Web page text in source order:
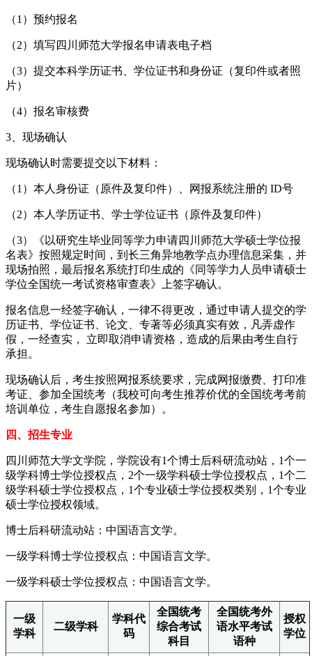
（1）预约报名
（2）填写四川师范大学报名申请表电子档
（3）提交本科学历证书、学位证书和身份证（复印件或者照
片）
（4）报名审核费
3、现场确认
现场确认时需要提交以下材料：
（1）本人身份证（原件及复印件）、网报系统注册的 ID号
（2）本人学历证书、学士学位证书（原件及复印件）
（3）《以研究生毕业同等学力申请四川师范大学硕士学位报
名表》按照规定时间，到长三角异地教学点办理信息采集，并
现场拍照，最后报名系统打印生成的《同等学力人员申请硕士
学位全国统一考试资格审查表》上签字确认。
报名信息一经签字确认，一律不得更改，通过申请人提交的学
历证书、学位证书、论文、专著等必须真实有效，凡弄虚作
假，一经查实， 立即取消申请资格，造成的后果由考生自行
承担。
现场确认后，考生按照网报系统要求，完成网报缴费、打印准
考证、参加全国统考（我校可向考生推荐价优的全国统考考前
培训单位，考生自愿报名参加）。
四、招生专业
四川师范大学文学院，学院设有1个博士后科研流动站，1个一
级学科博士学位授权点，2个一级学科硕士学位授权点，1个二
级学科硕士学位授权点，1个专业硕士学位授权类别，1个专业
硕士学位授权领域。
博士后科研流动站：中国语言文学。
一级学科博士学位授权点：中国语言文学。
一级学科硕士学位授权点：中国语言文学。
一级
学科
二级学科
学科代
码
全国统考
综合考试
科目
全国统考外
语水平考试
语种
授权
学位